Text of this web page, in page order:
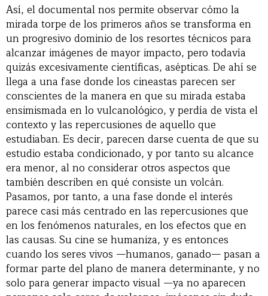
Así, el documental nos permite observar cómo la
mirada torpe de los primeros años se transforma en
un progresivo dominio de los resortes técnicos para
alcanzar imágenes de mayor impacto, pero todavía
quizás excesivamente científicas, asépticas. De ahí se
llega a una fase donde los cineastas parecen ser
conscientes de la manera en que su mirada estaba
ensimismada en lo vulcanológico, y perdía de vista el
contexto y las repercusiones de aquello que
estudiaban. Es decir, parecen darse cuenta de que su
estudio estaba condicionado, y por tanto su alcance
era menor, al no considerar otros aspectos que
también describen en qué consiste un volcán.
Pasamos, por tanto, a una fase donde el interés
parece casi más centrado en las repercusiones que
en los fenómenos naturales, en los efectos que en
las causas. Su cine se humaniza, y es entonces
cuando los seres vivos —humanos, ganado— pasan a
formar parte del plano de manera determinante, y no
solo para generar impacto visual —ya no aparecen